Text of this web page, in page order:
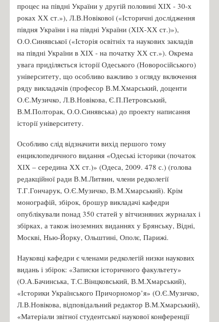
процес на півдні України у другій половині ХІХ - 30-х
роках ХХ ст.»), Л.В.Новікової («Історичні дослідження
півдня України і на півдні України (ХІХ-ХХ ст.)»),
О.О.Синявської («Історія освітніх та наукових закладів
на півдні України в ХІХ - на початку ХХ ст.»). Окрема
увага приділяється історії Одеського (Новоросійського)
університету, що особливо важливо з огляду включення
ряду викладачів (професор В.М.Хмарський, доценти
О.Є.Музичко, Л.В.Новікова, Є.П.Петровський,
В.М.Полторак, О.О.Синявська) до проекту написання
історії університету.
Особливо слід відзначити вихід першого тому
енциклопедичного видання «Одеські історики (початок
ХІХ – середина ХХ ст.)» (Одеса, 2009. 478 с.) (голова
редакційної ради В.М.Литвин, члени редколегії
Т.Г.Гончарук, О.Є.Музичко, В.М.Хмарський). Крім
монографій, збірок, брошур викладачі кафедри
опублікували понад 350 статей у вітчизняних журналах і
збірках, а також іноземних виданнях у Брянську, Відні,
Москві, Нью-Йорку, Ольштині, Ополє, Парижі.
Науковці кафедри є членами редколегій низки наукових
видань і збірок: «Записки історичного факультету»
(О.А.Бачинська, Т.С.Вінцковський, В.М.Хмарський),
«Історики Українського Причорномор’я» (О.Є.Музичко,
Л.В.Новікова, відповідальний редактор В.М.Хмарський),
«Матеріали звітної студентської наукової конференції